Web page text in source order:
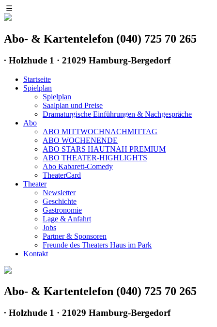
☰
Abo- & Kartentelefon (040) 725 70 265
∙ Holzhude 1 · 21029 Hamburg-Bergedorf
Startseite
Spielplan
Spielplan
Saalplan und Preise
Dramaturgische Einführungen & Nachgespräche
Abo
ABO MITTWOCHNACHMITTAG
ABO WOCHENENDE
ABO STARS HAUTNAH PREMIUM
ABO THEATER-HIGHLIGHTS
Abo Kabarett-Comedy
TheaterCard
Theater
Newsletter
Geschichte
Gastronomie
Lage & Anfahrt
Jobs
Partner & Sponsoren
Freunde des Theaters Haus im Park
Kontakt
Abo- & Kartentelefon (040) 725 70 265
∙ Holzhude 1 · 21029 Hamburg-Bergedorf